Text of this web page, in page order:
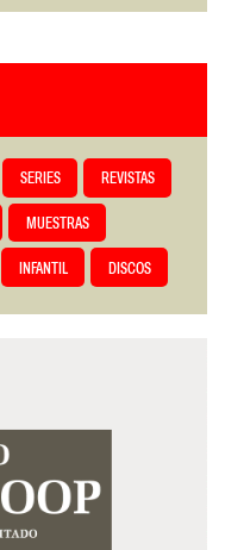
SERIES REVISTAS
MUESTRAS
INFANTIL DISCOS